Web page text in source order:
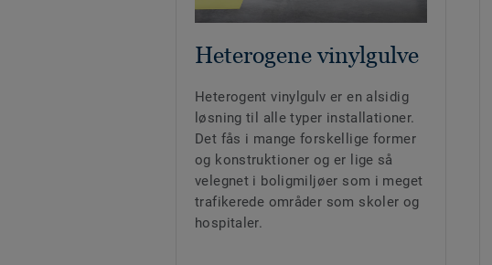
Heterogene vinylgulve
Heterogent vinylgulv er en alsidig
løsning til alle typer installationer.
Det fås i mange forskellige former
og konstruktioner og er lige så
velegnet i boligmiljøer som i meget
trafikerede områder som skoler og
hospitaler.